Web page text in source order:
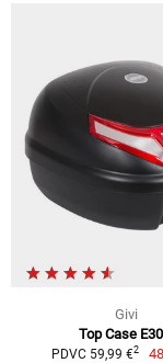
Givi
Top Case
PDVC 59,99 €2